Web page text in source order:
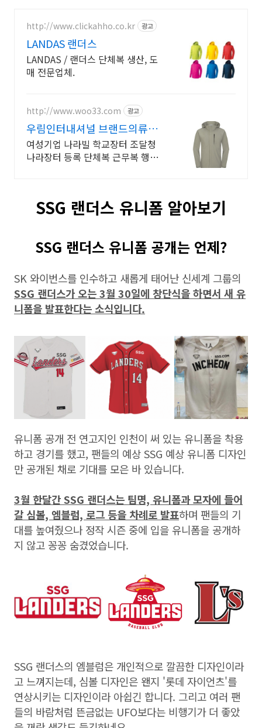
http://www.clickahho.co.kr 광고
LANDAS 랜더스
LANDAS / 랜더스 단체복 생산, 도
매 전문업체.
http://www.woo33.com 광고
우림인터내셔널 브랜드의류납
품 브랜드 매장제품상담환영합
니다
여성기업 나라빌 학교장터 조달청
나라장터 등록 단체복 근무복 행사
SSG 랜더스 유니폼 알아보기
SSG 랜더스 유니폼 공개는 언제?
SK 와이번스를 인수하고 새롭게 태어난 신세계 그룹의
SSG 랜더스가 오는 3월 30일에 창단식을 하면서 새 유
니폼을 발표한다는 소식입니다.
유니폼 공개 전 연고지인 인천이 써 있는 유니폼을 착용
하고 경기를 했고, 팬들의 예상 SSG 예상 유니폼 디자인
만 공개된 채로 기대를 모은 바 있습니다.
3월 한달간 SSG 랜더스는 팀명, 유니폼과 모자에 들어
갈 심볼, 엠블럼, 로그 등을 차례로 발표하며 팬들의 기
대를 높여줬으나 정작 시즌 중에 입을 유니폼을 공개하
지 않고 꽁꽁 숨겼었습니다.
SSG 랜더스의 엠블럼은 개인적으로 깔끔한 디자인이라
고 느껴지는데, 심볼 디자인은 왠지 '롯데 자이언츠'를
연상시키는 디자인이라 아쉽긴 합니다. 그리고 여러 팬
들의 바람처럼 뜬금없는 UFO보다는 비행기가 더 좋았